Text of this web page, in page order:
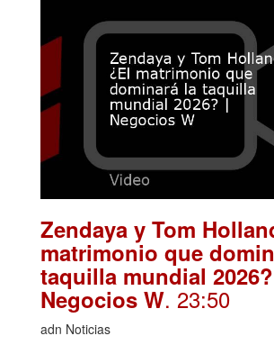
Zendaya y Tom
matrimonio que
taquilla mundial
Negocios W. 23:50
adn Noticias